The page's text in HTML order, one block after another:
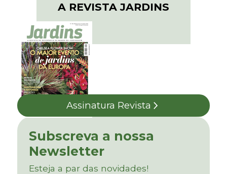
A REVISTA JARDINS
Assinatura Revista
Subscreva a nossa
Newsletter
Esteja a par das novidades!